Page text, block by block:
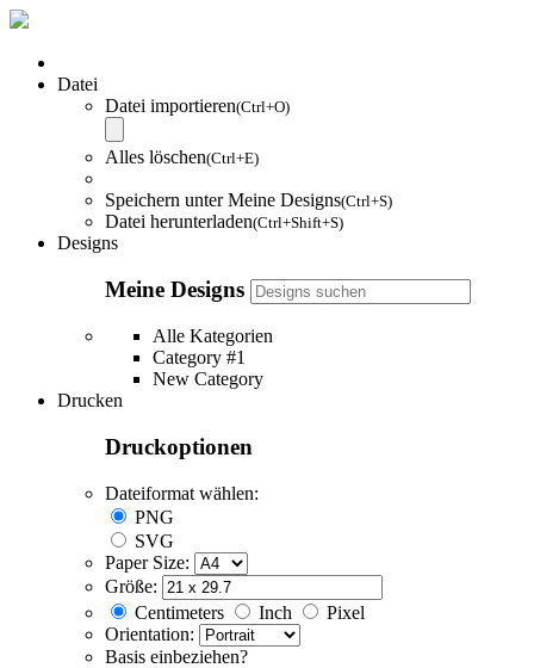
Datei
Datei importieren(Ctrl+O)
Alles löschen(Ctrl+E)
Speichern unter Meine Designs(Ctrl+S)
Datei herunterladen(Ctrl+Shift+S)
Designs
Meine Designs
Alle Kategorien
Category #1
New Category
Drucken
Druckoptionen
Dateiformat wählen:
PNG
SVG
Paper Size:
Größe:
Centimeters
Inch
Pixel
Orientation:
Basis einbeziehen?